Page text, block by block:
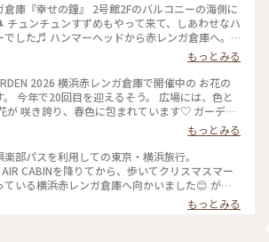
倉庫『幸せの鐘』 2号館2Fのバルコニーの海側に
チュンチュンすずめもやって来て、しあわせなハ
でした♬ ハンマーヘッドから赤レンガ倉庫へ。
緒に来た友達と、赤レンガ倉庫といえば、「あぶ
よね、とか言いながら、楽しく散策。当時はみな
いえば、インターコンチネンタルホテルやラン
でした。今は、たくさんスポットがあり、周り
ね♡ #ひみつの絶景#横浜#赤レンガ倉庫#あぶな
#幸せの鐘#ベイブリッジ#みなとみらい#みなと
もっとみる
2026 横浜赤レンガ倉庫で開催中の お花の
。 今年で20回目を迎えるそう。 広場には、色と
が 咲き誇り、春色に包まれています♡ ガーデン
え✨ 週末にはマルシェも行われるとか。 横浜に
節が 訪れました。 4月19日まて開催 #風景 #フ
#赤レンガ倉庫 #みなとみらい #横浜 #神奈川 #
クレス横浜 #イベント
もっとみる
部パスを利用しての東京・横浜旅行。
CABINを降りてから、歩いてクリスマスマー
ている横浜赤レンガ倉庫へ向かいました😊 が、
‼️すごい人、人、人。 会場に入場するためのお金
の列がなが〜い😱 一度は列に並びましたが、後
もっとみる